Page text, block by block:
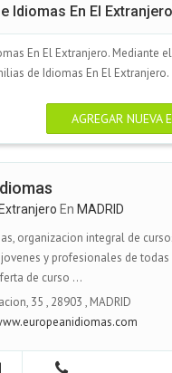
Idiomas En El
En El Extranjero. Mediante
de Idiomas En El Extranjero.
AGREGAR NUEVA
En MADRID
organizacion integral de
y profesionales de todas
de curso ...
35 , 28903 , MADRID